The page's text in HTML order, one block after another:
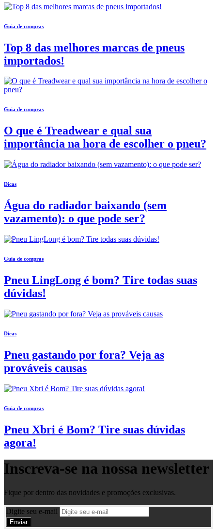
Guia de compras
Top 8 das melhores marcas de pneus
importados!
Guia de compras
O que é Treadwear e qual sua
importância na hora de escolher o pneu?
Dicas
Água do radiador baixando (sem
vazamento): o que pode ser?
Guia de compras
Pneu LingLong é bom? Tire todas suas
dúvidas!
Dicas
Pneu gastando por fora? Veja as
prováveis causas
Guia de compras
Pneu Xbri é Bom? Tire suas dúvidas
agora!
Inscreva-se na nossa newsletter
Fique por dentro das novidades e promoções exclusivas.
Digite seu e-mail